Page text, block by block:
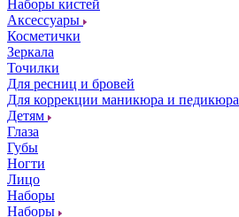
Наборы кистей
Аксессуары
Косметички
Зеркала
Точилки
Для ресниц и бровей
Для коррекции маникюра и педикюра
Детям
Глаза
Губы
Ногти
Лицо
Наборы
Наборы